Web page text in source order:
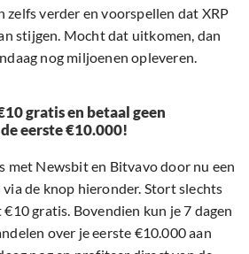
zelfs verder en voorspellen dat XRP
stijgen. Mocht dat uitkomen, dan
nog miljoenen opleveren.
gratis en betaal geen
eerste €10.000!
met Newsbit en Bitvavo door nu een
de knop hieronder. Stort slechts
gratis. Bovendien kun je 7 dagen
over je eerste €10.000 aan